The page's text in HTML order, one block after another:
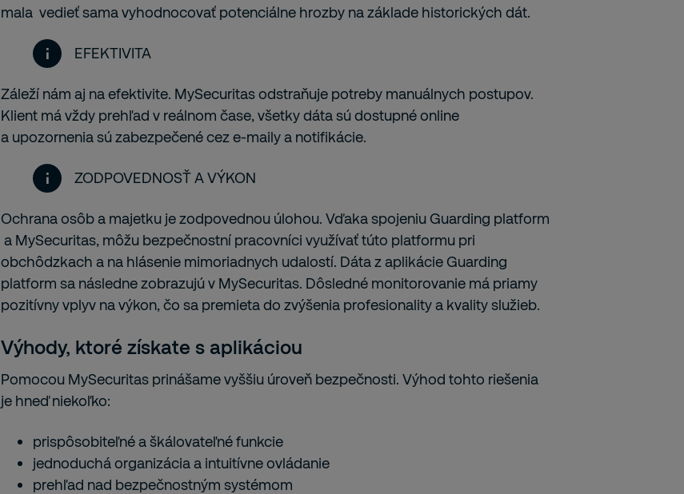
mala vedieť sama vyhodnocovať potenciálne hrozby na základe historických dát.
EFEKTIVITA
Záleží nám aj na efektivite. MySecuritas odstraňuje potreby manuálnych postupov.
Klient má vždy prehľad v reálnom čase, všetky dáta sú dostupné online
a upozornenia sú zabezpečené cez e-maily a notifikácie.
ZODPOVEDNOSŤ A VÝKON
Ochrana osôb a majetku je zodpovednou úlohou. Vďaka spojeniu Guarding platform
a MySecuritas, môžu bezpečnostní pracovníci využívať túto platformu pri
obchôdzkach a na hlásenie mimoriadnych udalostí. Dáta z aplikácie Guarding
platform sa následne zobrazujú v MySecuritas. Dôsledné monitorovanie má priamy
pozitívny vplyv na výkon, čo sa premieta do zvýšenia profesionality a kvality služieb.
Výhody, ktoré získate s aplikáciou
Pomocou MySecuritas prinášame vyššiu úroveň bezpečnosti. Výhod tohto riešenia
je hneď niekoľko:
prispôsobiteľné a škálovateľné funkcie
jednoduchá organizácia a intuitívne ovládanie
prehľad nad bezpečnostným systémom